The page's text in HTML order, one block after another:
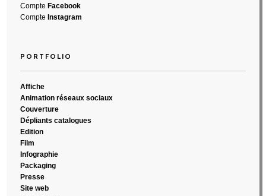
Compte Facebook
Compte Instagram
PORTFOLIO
Affiche
Animation réseaux sociaux
Couverture
Dépliants catalogues
Edition
Film
Infographie
Packaging
Presse
Site web